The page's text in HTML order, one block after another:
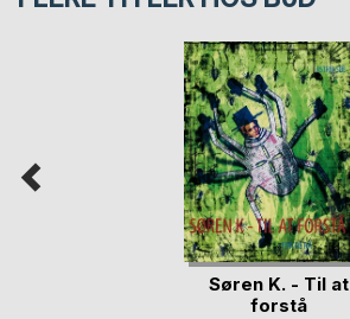
Søren K. - Til at
forstå